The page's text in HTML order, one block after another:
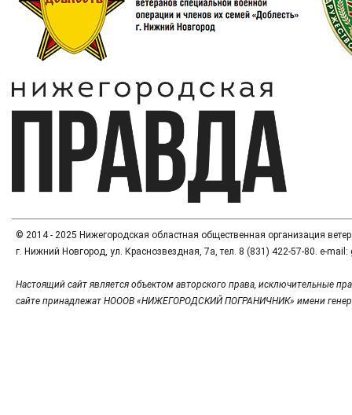
© 2014 - 2025 Нижегородская областная общественная организация
г. Нижний Новгород, ул. Краснозвездная, 7а, тел. 8 (831) 422-57-80. e-
Настоящий сайт является объектом авторского права, исключительные
сайте принадлежат НОООВ «НИЖЕГОРОДСКИЙ ПОГРАНИЧНИК» имени